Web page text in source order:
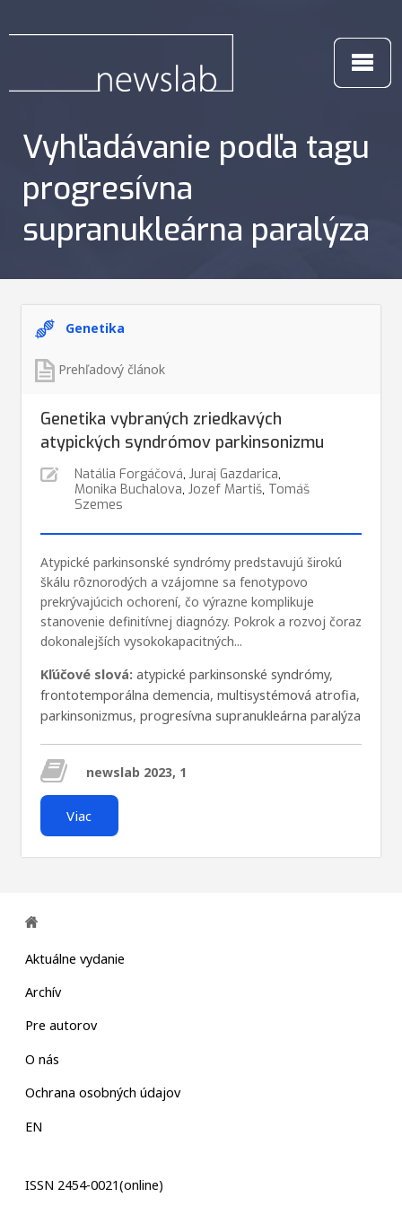
Vyhľadávanie podľa tagu
progresívna
supranukleárna paralýza
Genetika
Prehľadový článok
Genetika vybraných zriedkavých
atypických syndrómov parkinsonizmu
Natália Forgáčová, Juraj Gazdarica,
Monika Buchalova, Jozef Martiš, Tomáš
Szemes
Atypické parkinsonské syndrómy predstavujú širokú
škálu rôznorodých a vzájomne sa fenotypovo
prekrývajúcich ochorení, čo výrazne komplikuje
stanovenie definitívnej diagnózy. Pokrok a rozvoj čoraz
dokonalejších vysokokapacitných...
Kľúčové slová: atypické parkinsonské syndrómy,
frontotemporálna demencia, multisystémová atrofia,
parkinsonizmus, progresívna supranukleárna paralýza
newslab 2023, 1
Viac
Aktuálne vydanie
Archív
Pre autorov
O nás
Ochrana osobných údajov
EN
ISSN 2454-0021(online)